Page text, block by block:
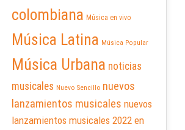
colombiana Música en vivo
Música Latina Música Popular
Música Urbana noticias
musicales Nuevo Sencillo nuevos
lanzamientos musicales nuevos
lanzamientos musicales 2022 en